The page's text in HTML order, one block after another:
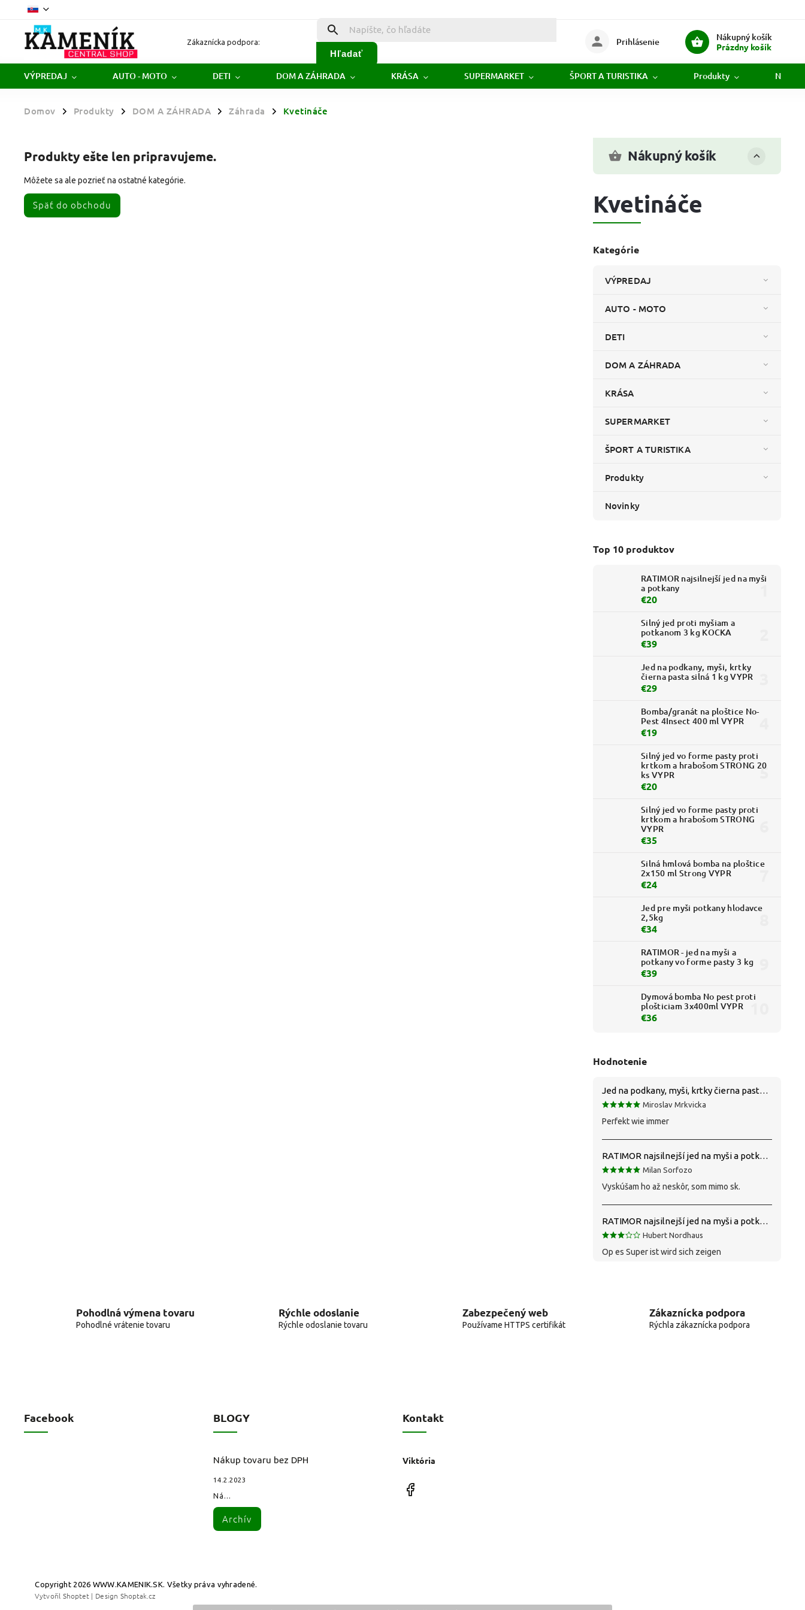
Zákaznícka podpora:
Hľadať
Nákupný košík
Prázdny košík
Prihlásenie
VÝPREDAJ AUTO - MOTO DETI DOM A ZÁHRADA KRÁSA SUPERMARKET ŠPORT A TURISTIKA Produkty
Domov / Produkty / DOM A ZÁHRADA / Záhrada / Kvetináče
Nákupný košík
Kvetináče
Kategórie
VÝPREDAJ
AUTO - MOTO
DETI
DOM A ZÁHRADA
KRÁSA
SUPERMARKET
ŠPORT A TURISTIKA
Produkty
Novinky
Top 10 produktov
RATIMOR najsilnejší jed na myši
a potkany
€20
Silný jed proti myšiam a
potkanom 3 kg KOCKA
€39
Jed na podkany, myši, krtky
čierna pasta silná 1 kg VYPR
€29
Bomba/granát na ploštice No-
Pest 4Insect 400 ml VYPR
€19
Silný jed vo forme pasty proti
krtkom a hrabošom STRONG 20
ks VYPR
€20
Silný jed vo forme pasty proti
krtkom a hrabošom STRONG
VYPR
€35
Silná hmlová bomba na ploštice
2x150 ml Strong VYPR
€24
Jed pre myši potkany hlodavce
2,5kg
€34
RATIMOR - jed na myši a
potkany vo forme pasty 3 kg
€39
Dymová bomba No pest proti
plošticiam 3x400ml VYPR
€36
Hodnotenie
Jed na podkany, myši, krtky čierna pasta silná 1 kg VYPR
Miroslav Mrkvicka
Perfekt wie immer
RATIMOR najsilnejší jed na myši a potkany
Milan Sorfozo
Vyskúšam ho až neskôr, som mimo sk.
RATIMOR najsilnejší jed na myši a potkany
Hubert Nordhaus
Op es Super ist wird sich zeigen
Produkty ešte len pripravujeme.
Môžete sa ale pozrieť na ostatné kategórie.
Späť do obchodu
Pohodlná výmena tovaru
Pohodlné vrátenie tovaru
Rýchle odoslanie
Rýchle odoslanie tovaru
Zabezpečený web
Používame HTTPS certifikát
Zákaznícka podpora
Rýchla zákaznícka podpora
Facebook BLOGY
Nákup tovaru bez DPH
14.2.2023
Ná...
Archív
Kontakt
Viktória
Copyright 2026 WWW.KAMENIK.SK. Všetky práva vyhradené.
VytvořilShoptet | DesignShoptak.cz